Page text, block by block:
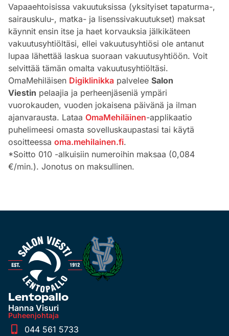
Vapaaehtoisissa vakuutuksissa (yksityiset tapaturma-,
sairauskulu-, matka- ja lisenssivakuutukset) maksat
käynnit ensin itse ja haet korvauksia jälkikäteen
vakuutusyhtiöltäsi, ellei vakuutusyhtiösi ole antanut
lupaa lähettää laskua suoraan vakuutusyhtiöön. Voit
selvittää tämän omalta vakuutusyhtiöltäsi.
OmaMehiläisen Digiklinikka palveleeSalon
Viestin pelaajia ja perheenjäseniä ympäri
vuorokauden, vuoden jokaisena päivänä ja ilman
ajanvarausta. LataaOmaMehiläinen-applikaatio
puhelimeesi omasta sovelluskaupastasi tai käytä
osoitteessaoma.mehilainen.fi.
*Soitto 010 -alkuisiin numeroihin maksaa (0,084
€/min.). Jonotus on maksullinen.
Lentopallo
Hanna Visuri
Puheenjohtaja
044 561 5733